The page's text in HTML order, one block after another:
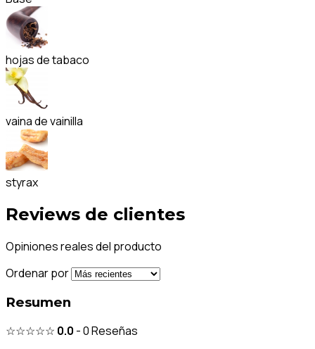
hojas de tabaco
vaina de vainilla
styrax
Reviews de clientes
Opiniones reales del producto
Ordenar por
Resumen
☆☆☆☆☆ 0.0 -0Reseñas